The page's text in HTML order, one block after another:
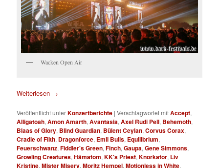
Wacken Open Air
Weiterlesen →
Veröffentlicht unterKonzertberichte |Verschlagwortet mitAccept,
Alligatoah,Amon Amarth,Avantasia,Axel Rudi Pell, Behemoth,
Blaas of Glory, Blind Guardian, Bülent Ceylan,Corvus Corax,
Cradle of Filth, Dragonforce, Emil Bulls, Equilibrium,
Feuerschwanz,Fiddler's Green,Finch,Gaupa,Gene Simmons,
Growling Creatures,Hämatom,KK's Priest,Knorkator, Liv
Kristine,Mister Misery,Moritz Hempel,Motionless in White,